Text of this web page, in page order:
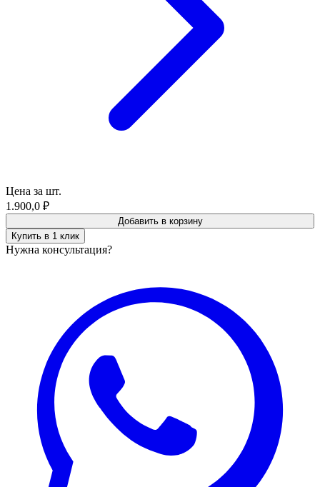
Цена за шт.
1.900,0 ₽
Добавить в корзину
Купить в 1 клик
Нужна консультация?